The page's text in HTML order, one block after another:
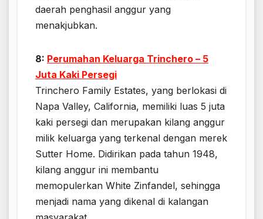
daerah penghasil anggur yang
menakjubkan.
8: Perumahan Keluarga Trinchero – 5
Juta Kaki Persegi
Trinchero Family Estates, yang berlokasi di
Napa Valley, California, memiliki luas 5 juta
kaki persegi dan merupakan kilang anggur
milik keluarga yang terkenal dengan merek
Sutter Home. Didirikan pada tahun 1948,
kilang anggur ini membantu
memopulerkan White Zinfandel, sehingga
menjadi nama yang dikenal di kalangan